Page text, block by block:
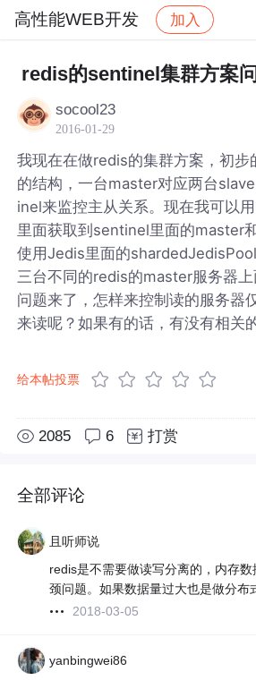
高性能WEB开发 加入
社区 高性能WEB开发 帖子
redis的sentinel集群方案
socool23
2016-01-29
我现在在做redis的集群方案，初步
的结构，一台master对应两台
inel来监控主从关系。现在我可以
里面获取到sentinel里面的master
使用Jedis里面的
三台不同的redis的master服务器
问题来了，怎样来控制读的服务器
来读呢？如果有的话，有没有相关
给本帖投票
2085 6 打赏
全部评论
且听师说
redis是不需要做读写分离的，内存
颈问题。如果数据量过大也是做分布
2018-03-05
yanbingwei86